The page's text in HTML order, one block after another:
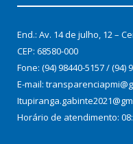
End.: Av. 14 de julho, 12 –
CEP: 68580-000
Fone: (94) 98440-5157 / (94)
E-mail:
Horário de atendimento: